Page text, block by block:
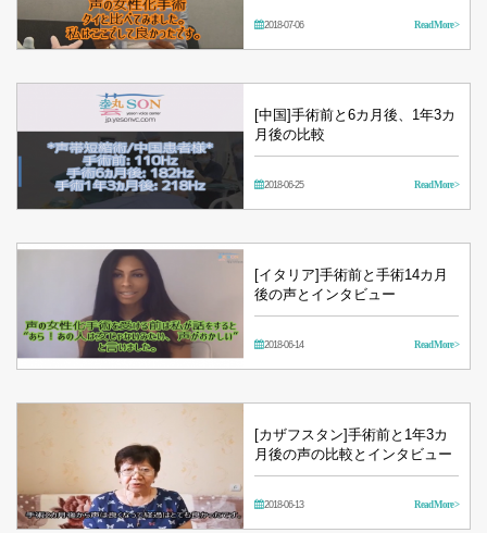
2018-07-06 Read More >
[中国]手術前と6カ月後、1年3カ
月後の比較
2018-06-25 Read More >
[イタリア]手術前と手術14カ月
後の声とインタビュー
2018-06-14 Read More >
[カザフスタン]手術前と1年3カ
月後の声の比較とインタビュー
2018-06-13 Read More >